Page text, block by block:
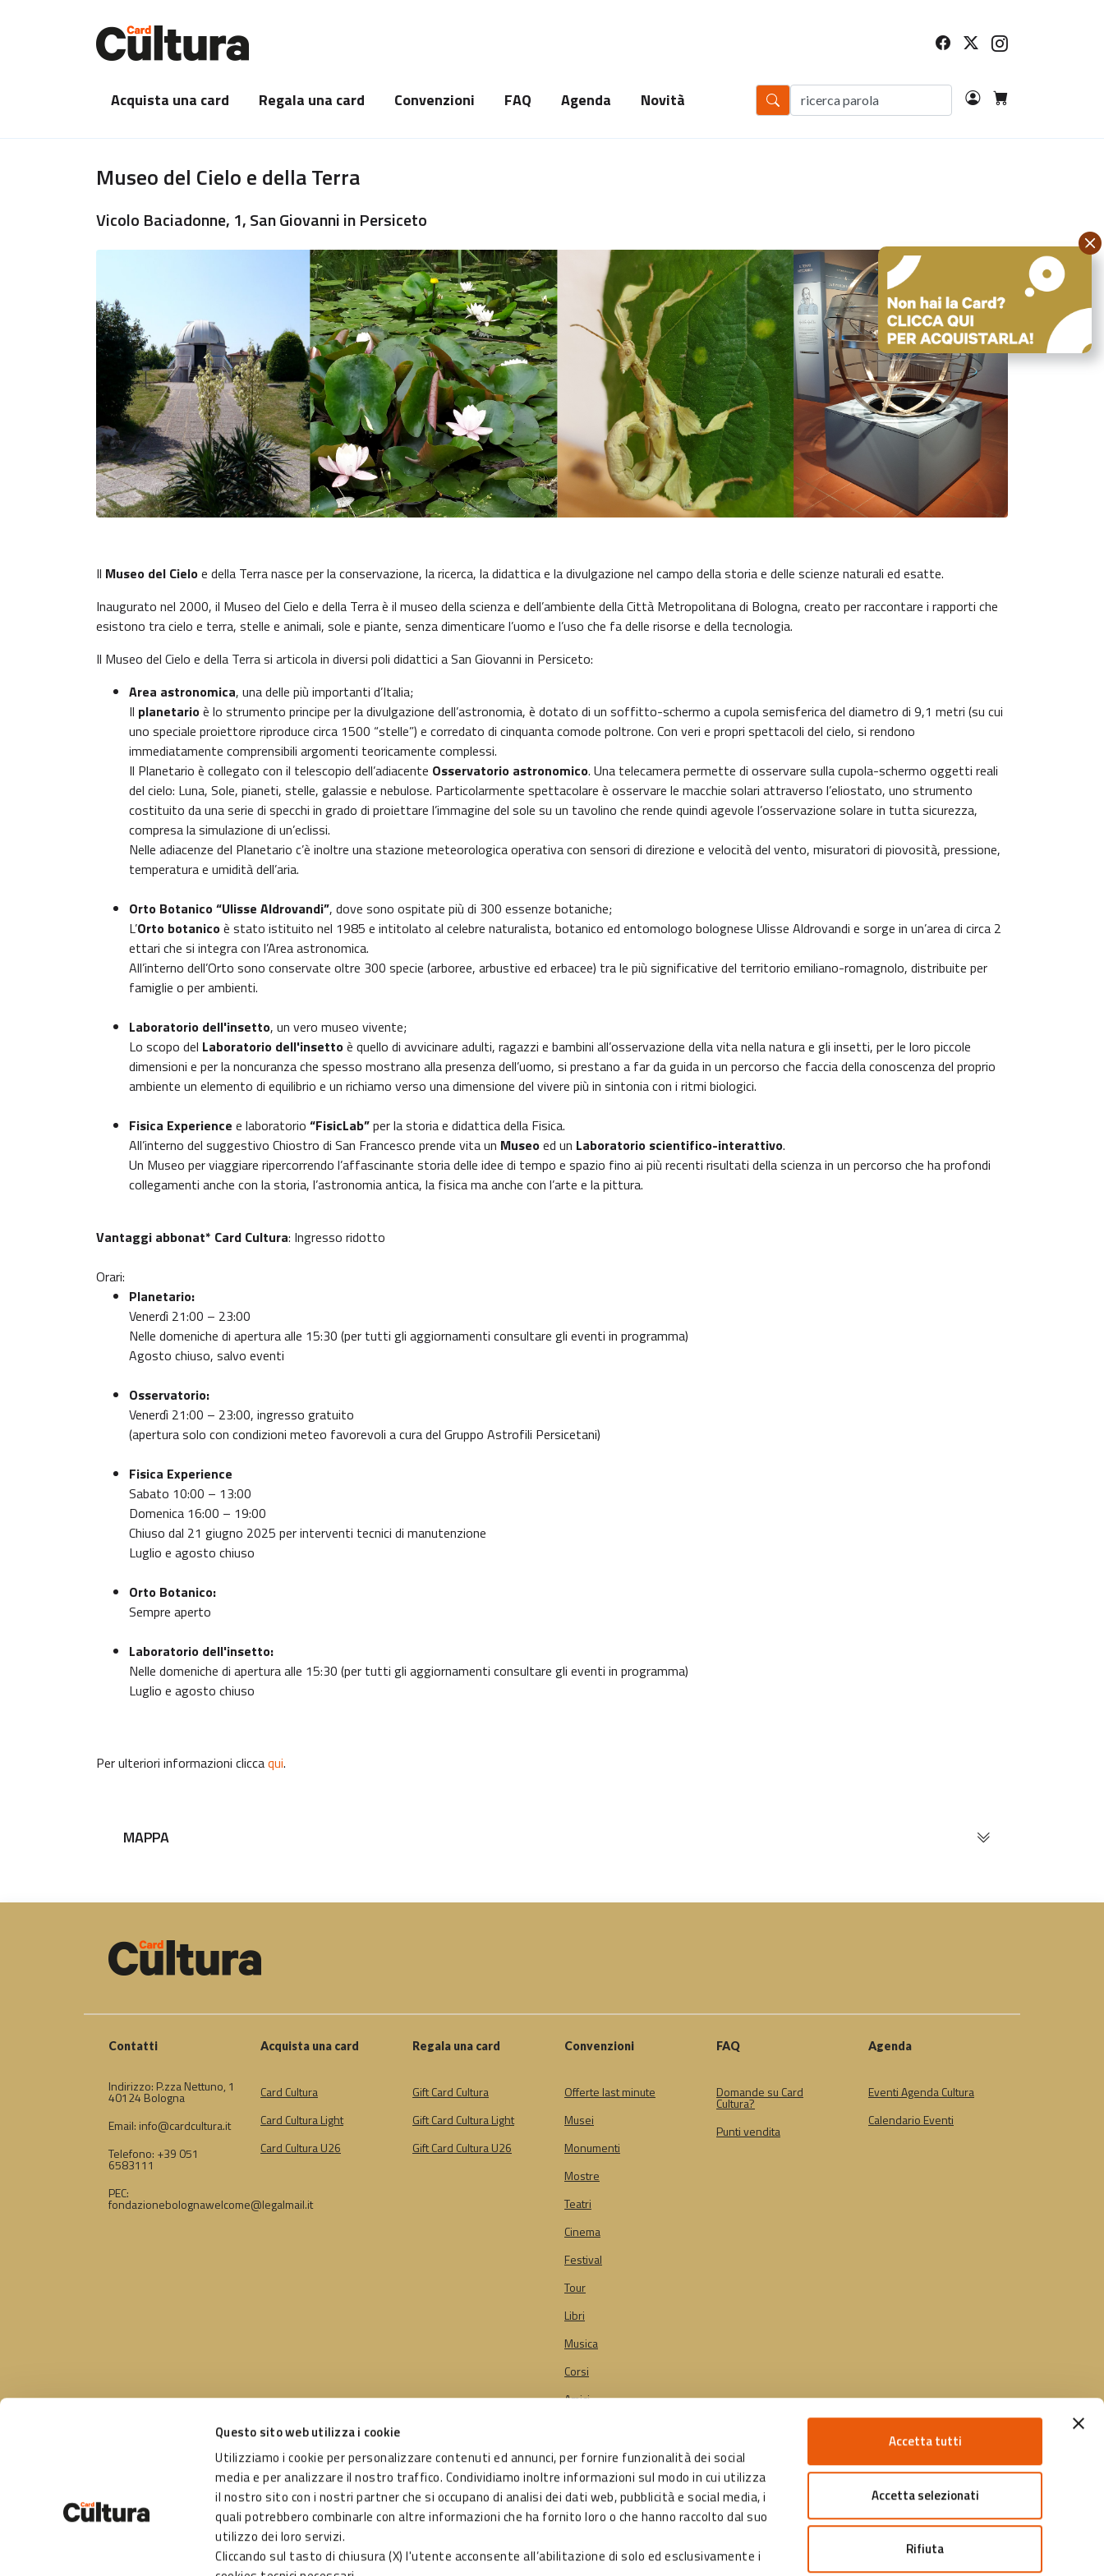
Questo sito web utilizza i cookie
Utilizziamo i cookie per personalizzare contenuti ed annunci, per fornire funzionalità dei social
media e per analizzare il nostro traffico. Condividiamo inoltre informazioni sul modo in cui utilizza
il nostro sito con i nostri partner che si occupano di analisi dei dati web, pubblicità e social media, i
quali potrebbero combinarle con altre informazioni che ha fornito loro o che hanno raccolto dal suo
utilizzo dei loro servizi.
Cliccando sul tasto di chiusura (X) l'utente acconsente all’abilitazione di solo ed esclusivamente i
Accetta tutti
Accetta selezionati
Rifiuta
Acquista una card Regala una card Convenzioni FAQ Agenda Novità
Museo del Cielo e della Terra
Vicolo Baciadonne, 1, San Giovanni in Persiceto
Il Museo del Cieloe della Terra nasce per la conservazione, la ricerca, la didattica e la divulgazione nel campo della storia e delle scienze naturali ed esatte.
Inaugurato nel 2000, il Museo del Cielo e della Terra è il museo della scienza e dell’ambiente della Città Metropolitana di Bologna, creato per raccontare i rapporti che
esistono tra cielo e terra, stelle e animali, sole e piante, senza dimenticare l’uomo e l’uso che fa delle risorse e della tecnologia.
Il Museo del Cielo e della Terra si articola in diversi poli didattici a San Giovanni in Persiceto:
Area astronomica, una delle più importanti d’Italia;
Il planetarioè lo strumento principe per la divulgazione dell’astronomia, è dotato di un soffitto-schermo a cupola semisferica del diametro di 9,1 metri (su cui
uno speciale proiettore riproduce circa 1500 “stelle”) e corredato di cinquanta comode poltrone. Con veri e propri spettacoli del cielo, si rendono
immediatamente comprensibili argomenti teoricamente complessi.
Il Planetario è collegato con il telescopio dell’adiacente Osservatorio astronomico. Una telecamera permette di osservare sulla cupola-schermo oggetti reali
del cielo: Luna, Sole, pianeti, stelle, galassie e nebulose. Particolarmente spettacolare è osservare le macchie solari attraverso l’eliostato, uno strumento
costituito da una serie di specchi in grado di proiettare l’immagine del sole su un tavolino che rende quindi agevole l’osservazione solare in tutta sicurezza,
compresa la simulazione di un’eclissi.
Nelle adiacenze del Planetario c’è inoltre una stazione meteorologica operativa con sensori di direzione e velocità del vento, misuratori di piovosità, pressione,
temperatura e umidità dell’aria.
Orto Botanico “Ulisse Aldrovandi”, dove sono ospitate più di 300 essenze botaniche;
L’Orto botanicoè stato istituito nel 1985 e intitolato al celebre naturalista, botanico ed entomologo bolognese Ulisse Aldrovandi e sorge in un’area di circa 2
ettari che si integra con l’Area astronomica.
All’interno dell’Orto sono conservate oltre 300 specie (arboree, arbustive ed erbacee) tra le più significative del territorio emiliano-romagnolo, distribuite per
famiglie o per ambienti.
Laboratorio dell'insetto, un vero museo vivente;
Lo scopo del Laboratorio dell'insettoè quello di avvicinare adulti, ragazzi e bambini all’osservazione della vita nella natura e gli insetti, per le loro piccole
dimensioni e per la noncuranza che spesso mostrano alla presenza dell’uomo, si prestano a far da guida in un percorso che faccia della conoscenza del proprio
ambiente un elemento di equilibrio e un richiamo verso una dimensione del vivere più in sintonia con i ritmi biologici.
Fisica Experience e laboratorio “FisicLab”per la storia e didattica della Fisica.
All’interno del suggestivo Chiostro di San Francesco prende vita un Museoed un Laboratorio scientifico-interattivo.
Un Museo per viaggiare ripercorrendo l’affascinante storia delle idee di tempo e spazio fino ai più recenti risultati della scienza in un percorso che ha profondi
collegamenti anche con la storia, l’astronomia antica, la fisica ma anche con l’arte e la pittura.
Vantaggi abbonat* Card Cultura: Ingresso ridotto
Orari:
Planetario:
Venerdì 21:00 – 23:00
Nelle domeniche di apertura alle 15:30 (per tutti gli aggiornamenti consultare gli eventi in programma)
Agosto chiuso, salvo eventi
Osservatorio:
Venerdì 21:00 – 23:00, ingresso gratuito
(apertura solo con condizioni meteo favorevoli a cura del Gruppo Astrofili Persicetani)
Fisica Experience
Sabato 10:00 – 13:00
Domenica 16:00 – 19:00
Chiuso dal 21 giugno 2025 per interventi tecnici di manutenzione
Luglio e agosto chiuso
Orto Botanico:
Sempre aperto
Laboratorio dell'insetto:
Nelle domeniche di apertura alle 15:30 (per tutti gli aggiornamenti consultare gli eventi in programma)
Luglio e agosto chiuso
Per ulteriori informazioni cliccaqui.
MAPPA
Contatti
Indirizzo: P.zza Nettuno, 1
40124 Bologna
Email: info@cardcultura.it
Telefono: +39 051
6583111
PEC:
fondazionebolognawelcome@legalmail.it
Acquista una card
Card Cultura
Card Cultura Light
Card Cultura U26
Regala una card
Gift Card Cultura
Gift Card Cultura Light
Gift Card Cultura U26
Convenzioni
Offerte last minute
Musei
Monumenti
Mostre
Teatri
Cinema
Festival
Tour
Libri
Musica
Corsi
Amici
FAQ
Domande su Card
Cultura?
Punti vendita
Agenda
Eventi Agenda Cultura
Calendario Eventi
Un progetto di:
Comune di Bologna
Gestito da:
Fondazione Bologna Welcome